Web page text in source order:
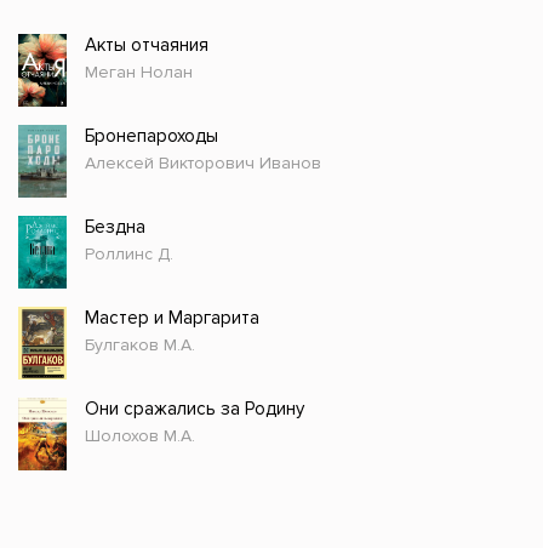
Акты отчаяния
Меган Нолан
Бронепароходы
Алексей Викторович Иванов
Бездна
Роллинс Д.
Мастер и Маргарита
Булгаков М.А.
Они сражались за Родину
Шолохов М.А.